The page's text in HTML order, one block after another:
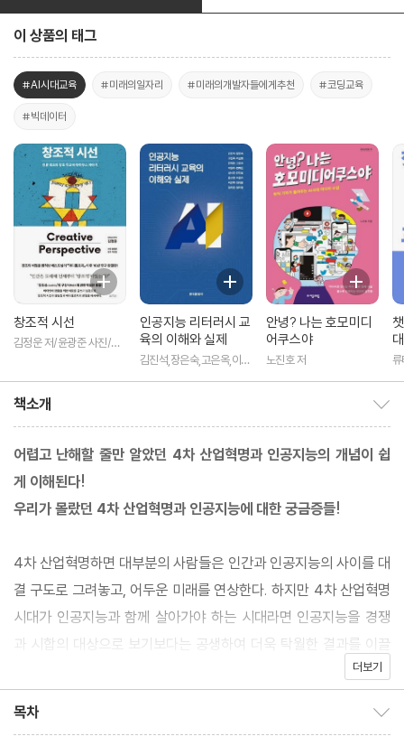
이 상품의 태그
#AI시대교육 #미래의일자리 #미래의개발자들에게추천 #코딩교육
#빅데이터
창조적 시선
김정운 저/윤광준 사진/이
인공지능 리터러시 교
육의 이해와 실제
김진석,장은숙,고은옥,이순
안녕? 나는 호모미디
어쿠스야
노진호 저 류
책소개
어렵고 난해할 줄만 알았던 4차 산업혁명과 인공지능의 개념이 쉽
게 이해된다!
우리가 몰랐던 4차 산업혁명과 인공지능에 대한 궁금증들!
4차 산업혁명하면 대부분의 사람들은 인간과 인공지능의 사이를 대
결 구도로 그려놓고, 어두운 미래를 연상한다. 하지만 4차 산업혁명
시대가 인공지능과 함께 살아가야 하는 시대라면 인공지능을 경쟁
과 시합의 대상으로 보기보다는 공생하여 더욱 탁월한 결과를 이끌
그런 점에서 이 책은 증기기관이 만든 1차 산업혁명부터 디지털 시
더보기
목차